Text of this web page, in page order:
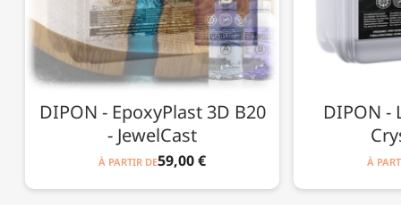
DIPON - EpoxyPlast 3D B20
- JewelCast
À PARTIR DE59,00 €
DIPON -
À